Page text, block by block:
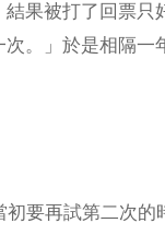
果被打了回票只
。」於是相隔一
初要再試第二次